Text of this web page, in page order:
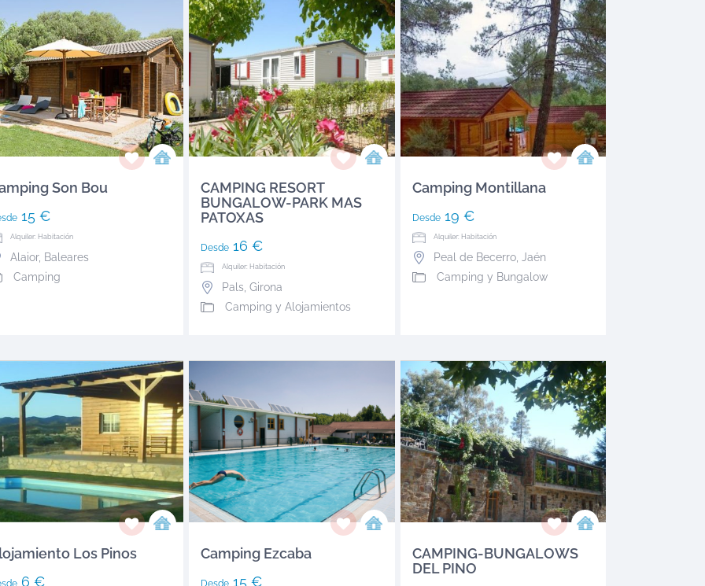
Son Bou
15 €
Alquiler: Habitación
Alaior, Baleares
Camping
CAMPING RESORT
BUNGALOW-PARK MAS
PATOXAS
Desde16 €
Alquiler: Habitación
Pals, Girona
Camping y Alojamientos
Camping Montillana
Desde19 €
Alquiler: Habitación
Peal de Becerro,
Jaén
Camping y Bungalow
Los Pinos
6 €
Camping Ezcaba
15 €
CAMPING-BUNGALOWS
DEL PINO